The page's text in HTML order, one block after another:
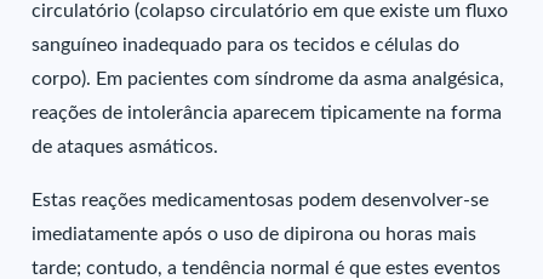
circulatório (colapso circulatório em que existe um fluxo
sanguíneo inadequado para os tecidos e células do
corpo). Em pacientes com síndrome da asma analgésica,
reações de intolerância aparecem tipicamente na forma
de ataques asmáticos.
Estas reações medicamentosas podem desenvolver-se
imediatamente após o uso de dipirona ou horas mais
tarde; contudo, a tendência normal é que estes eventos